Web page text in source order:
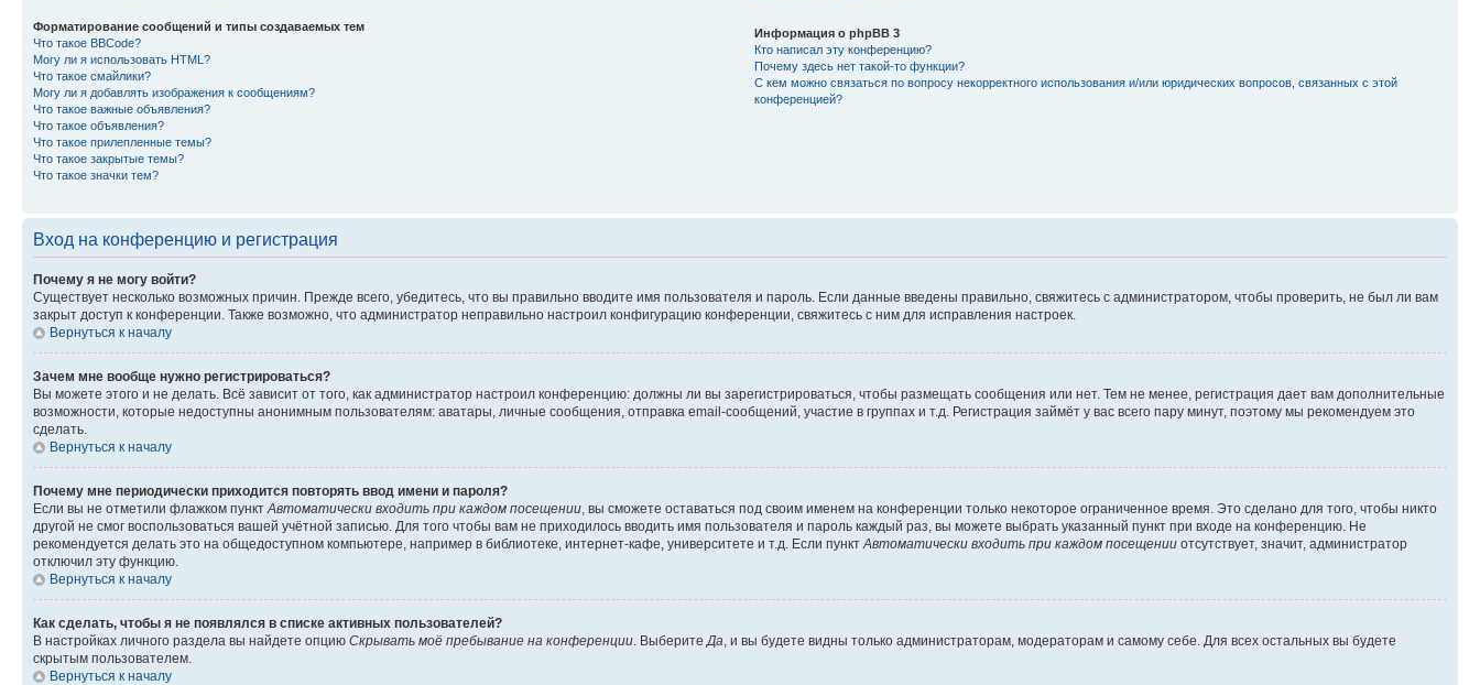
Форматирование сообщений и типы создаваемых тем
Что такое BBCode?
Могу ли я использовать HTML?
Что такое смайлики?
Могу ли я добавлять изображения к сообщениям?
Что такое важные объявления?
Что такое объявления?
Что такое прилепленные темы?
Что такое закрытые темы?
Что такое значки тем?
Информация о phpBB 3
Кто написал эту конференцию?
Почему здесь нет такой-то функции?
С кем можно связаться по вопросу некорректного использования и/или юридических вопросов, связанных с этой
конференцией?
Вход на конференцию и регистрация
Почему я не могу войти?
Существует несколько возможных причин. Прежде всего, убедитесь, что вы правильно вводите имя пользователя и пароль. Если данные введены правильно, свяжитесь с администратором, чтобы проверить, не был ли вам
закрыт доступ к конференции. Также возможно, что администратор неправильно настроил конфигурацию конференции, свяжитесь с ним для исправления настроек.
Вернуться к началу
Зачем мне вообще нужно регистрироваться?
Вы можете этого и не делать. Всё зависит от того, как администратор настроил конференцию: должны ли вы зарегистрироваться, чтобы размещать сообщения или нет. Тем не менее, регистрация дает вам дополнительные
возможности, которые недоступны анонимным пользователям: аватары, личные сообщения, отправка email-сообщений, участие в группах и т.д. Регистрация займёт у вас всего пару минут, поэтому мы рекомендуем это
сделать.
Вернуться к началу
Почему мне периодически приходится повторять ввод имени и пароля?
Если вы не отметили флажком пункт Автоматически входить при каждом посещении , вы сможете оставаться под своим именем на конференции только некоторое ограниченное время. Это сделано для того, чтобы никто
другой не смог воспользоваться вашей учётной записью. Для того чтобы вам не приходилось вводить имя пользователя и пароль каждый раз, вы можете выбрать указанный пункт при входе на конференцию. Не
рекомендуется делать это на общедоступном компьютере, например в библиотеке, интернет-кафе, университете и т.д. Если пункт Автоматически входить при каждом посещении отсутствует, значит, администратор
отключил эту функцию.
Вернуться к началу
Как сделать, чтобы я не появлялся в списке активных пользователей?
В настройках личного раздела вы найдете опцию Скрывать моё пребывание на конференции . Выберите Да , и вы будете видны только администраторам, модераторам и самому себе. Для всех остальных вы будете
скрытым пользователем.
Вернуться к началу